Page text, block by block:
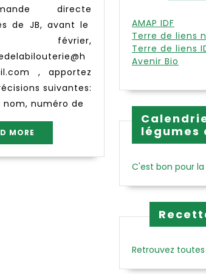
directe
de JB, avant le
, apportez
suivantes:
nom, numéro de
MORE
MORE
AMAP IDF
Terre de liens
Terre de liens
Avenir Bio
légumes
C'est bon pour
Retrouvez